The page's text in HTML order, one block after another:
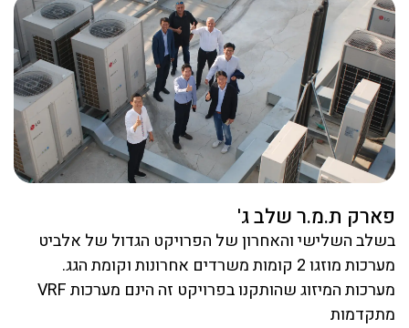
פארק ת.מ.ר שלב ג'
בשלב השלישי והאחרון של הפרויקט הגדול של אלביט
מערכות מוזגו 2 קומות משרדים אחרונות וקומת הגג.
מערכות המיזוג שהותקנו בפרויקט זה הינם מערכות VRF
מתקדמות